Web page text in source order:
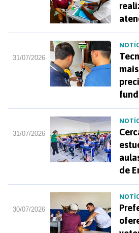
31/07/2026
31/07/2026
de
30/07/2026